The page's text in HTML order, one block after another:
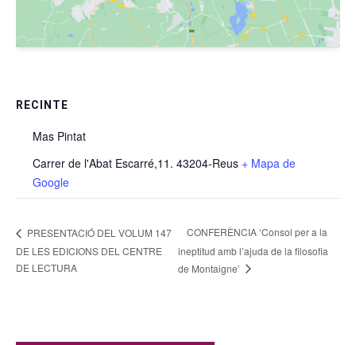
RECINTE
Mas Pintat
Carrer de l'Abat Escarré,11. 43204-Reus + Mapa de
Google
PRESENTACIÓ DEL VOLUM 147
DE LES EDICIONS DEL CENTRE
DE LECTURA
CONFERÈNCIA ‘Consol per a la
ineptitud amb l’ajuda de la filosofia
de Montaigne’